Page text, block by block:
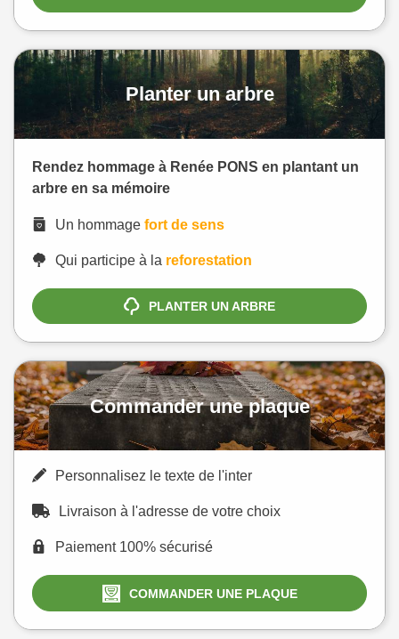
Planter un arbre
Rendez hommage à Renée PONS en plantant un
arbre en sa mémoire
Un hommage fort de sens
Qui participe à la reforestation
PLANTER UN ARBRE
Commander une plaque
Personnalisez le texte de l'inter
Livraison à l'adresse de votre choix
Paiement 100% sécurisé
COMMANDER UNE PLAQUE